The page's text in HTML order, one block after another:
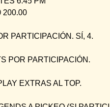
200.00
PARTICIPACIÓN. SÍ, 4.
POR PARTICIPACIÓN.
EXTRAS AL TOP.